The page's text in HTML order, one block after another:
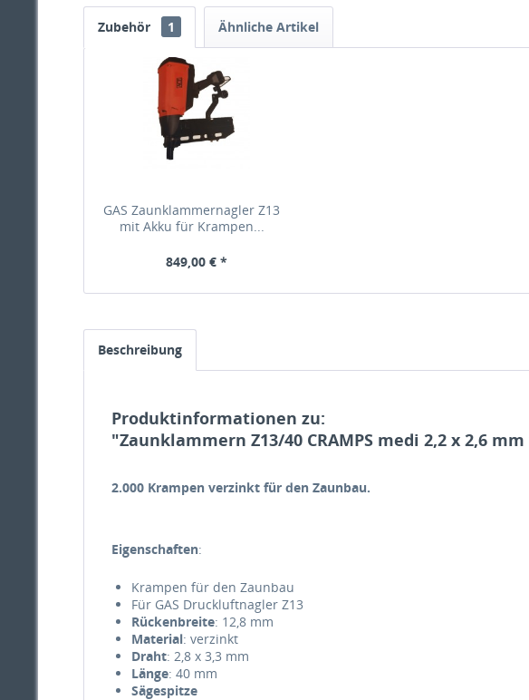
Zubehör 1 Ähnliche Artikel
GAS Zaunklammernagler Z13
mit Akku für Krampen...
849,00 € *
Beschreibung
Produktinformationen zu:
"Zaunklammern Z13/40 CRAMPS medi 2,2 x 2,6
2.000 Krampen verzinkt für den Zaunbau.
Eigenschaften:
Krampen für den Zaunbau
Für GAS Druckluftnagler Z13
Rückenbreite: 12,8 mm
Material: verzinkt
Draht: 2,8 x 3,3 mm
Länge: 40 mm
Sägespitze